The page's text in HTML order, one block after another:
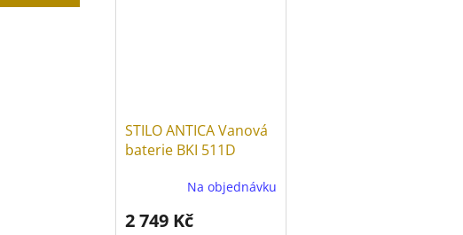
STILO ANTICA Vanová
baterie BKI 511D
Na objednávku
2 749 Kč